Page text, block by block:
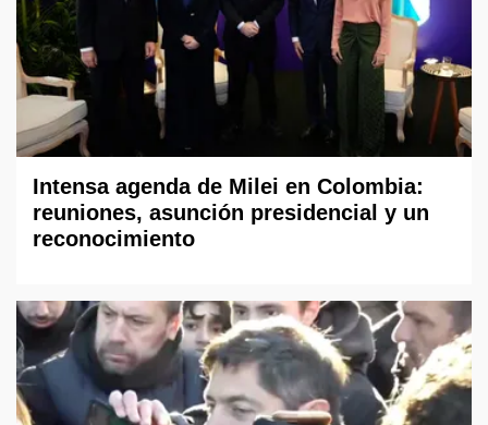
Intensa agenda de Milei en Colombia:
reuniones, asunción presidencial y un
reconocimiento